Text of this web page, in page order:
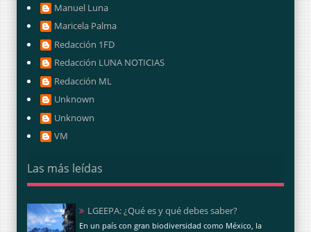
Manuel Luna
Maricela Palma
Redacción 1FD
Redacción LUNA NOTICIAS
Redacción ML
Unknown
Unknown
VM
Las más leídas
LGEEPA: ¿Qué es y qué debes saber?
En un país con gran biodiversidad como México, la